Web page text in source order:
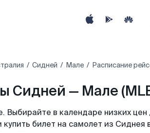
Сидней Мале Расписание
Сидней — Мале
в календаре низких цен
билет на самолет из Сиднея